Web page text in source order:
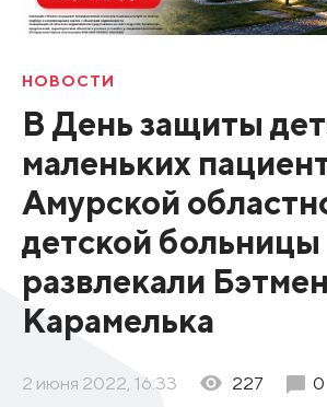
НОВОСТИ
В День защиты
маленьких
Амурской
детской больницы
развлекали
Карамелька
2 июня 2022, 16:33 227 0